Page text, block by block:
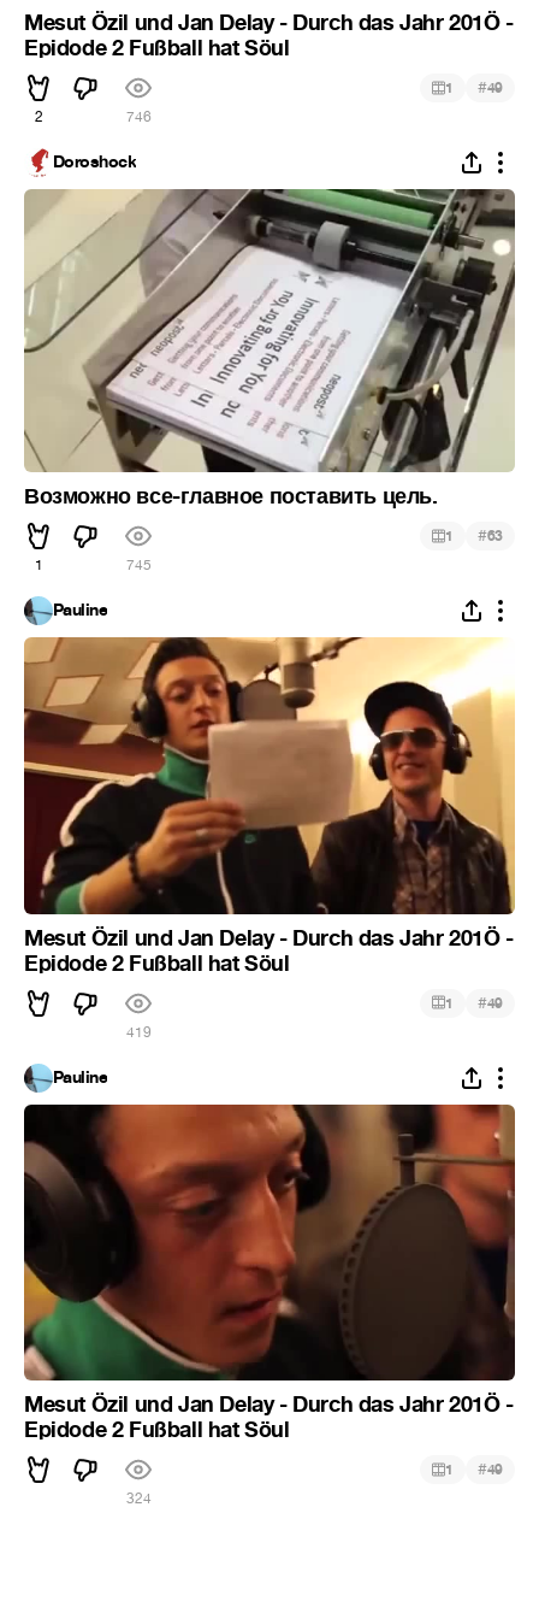
Mesut Özil und Jan Delay - Durch das Jahr 201Ö -
Epidode 2 Fußball hat Söul
2 746
1 #49
Doroshock
Возможно все-главное поставить цель.
1 745
1 #63
Pauline
Mesut Özil und Jan Delay - Durch das Jahr 201Ö -
Epidode 2 Fußball hat Söul
419
1 #49
Pauline
Mesut Özil und Jan Delay - Durch das Jahr 201Ö -
Epidode 2 Fußball hat Söul
324
1 #49